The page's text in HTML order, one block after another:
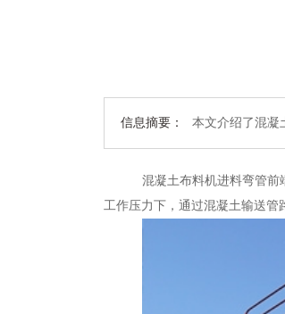
信息摘要： 本文介绍了混凝
混凝土布料机进料弯管前
工作压力下，通过混凝土输送管